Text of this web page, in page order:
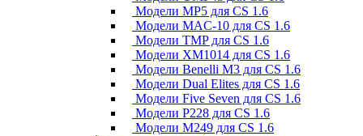
Модели MP5 для CS 1.6
Модели MAC-10 для CS 1.6
Модели TMP для CS 1.6
Модели XM1014 для CS 1.6
Модели Benelli M3 для CS 1.6
Модели Dual Elites для CS 1.6
Модели Five Seven для CS 1.6
Модели P228 для CS 1.6
Модели M249 для CS 1.6